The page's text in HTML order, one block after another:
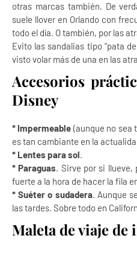
otras marcas también. De
suele llover en Orlando con
todo el día. O también, por las
Evito las sandalias tipo “pata
visto volar más de una en las
Accesorios
Disney
* Impermeable (aunque no sea
es tan cambiante en la
* Lentes para sol.
* Paraguas. Sirve por si llueve,
fuerte a la hora de hacer la fila
* Suéter o sudadera. Aunque
las tardes. Sobre todo en
Maleta de viaje